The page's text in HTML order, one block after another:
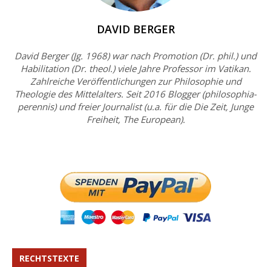
DAVID BERGER
David Berger (Jg. 1968) war nach Promotion (Dr. phil.) und
Habilitation (Dr. theol.) viele Jahre Professor im Vatikan.
Zahlreiche Veröffentlichungen zur Philosophie und
Theologie des Mittelalters. Seit 2016 Blogger (philosophia-
perennis) und freier Journalist (u.a. für die Die Zeit, Junge
Freiheit, The European).
RECHTSTEXTE